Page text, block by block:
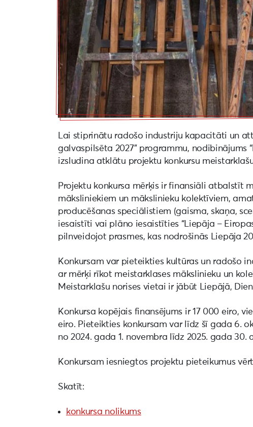
Lai stiprinātu radošo industriju kapacitāti un
galvaspilsēta 2027” programmu, nodibinājums
izsludina atklātu projektu konkursu
Projektu konkursa mērķis ir finansiāli atbalstīt
māksliniekiem un mākslinieku kolektīviem,
producēšanas speciālistiem (gaisma, skaņa,
iesaistīti vai plāno iesaistīties “Liepāja –
pilnveidojot prasmes, kas nodrošinās Liepāja
Konkursam var pieteikties kultūras un radošo
ar mērķi rīkot meistarklases mākslinieku un
Meistarklašu norises vietai ir jābūt Liepājā,
Konkursa kopējais finansējums ir 17 000 eiro,
eiro. Pieteikties konkursam var līdz šī gada 6.
no 2024. gada 1. novembra līdz 2025. gada 30.
Konkursam iesniegtos projektu pieteikumus
Skatīt:
konkursa nolikums